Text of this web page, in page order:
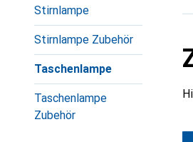
Stirnlampe
Stirnlampe Zubehör
Taschenlampe
Taschenlampe
Zubehör